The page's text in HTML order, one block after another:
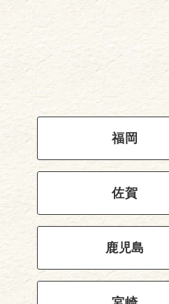
福岡
佐賀
鹿児島